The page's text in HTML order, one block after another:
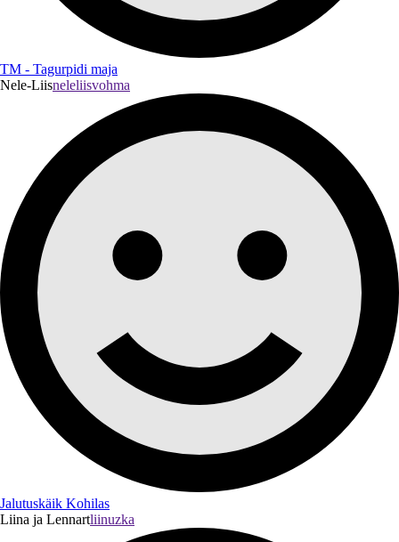
TM - Tagurpidi maja
Nele-Liisneleliisvohma
Jalutuskäik Kohilas
Liina ja Lennartliinuzka